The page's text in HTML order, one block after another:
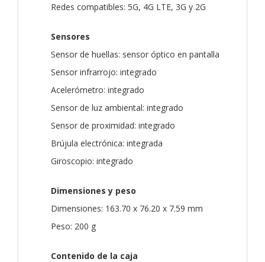
Redes compatibles: 5G, 4G LTE, 3G y 2G
Sensores
Sensor de huellas: sensor óptico en pantalla
Sensor infrarrojo: integrado
Acelerómetro: integrado
Sensor de luz ambiental: integrado
Sensor de proximidad: integrado
Brújula electrónica: integrada
Giroscopio: integrado
Dimensiones y peso
Dimensiones: 163.70 x 76.20 x 7.59 mm
Peso: 200 g
Contenido de la caja